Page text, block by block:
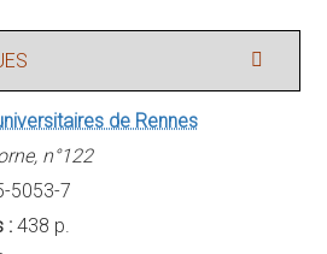
de Rennes
n°122
5053-7
: 438 p.